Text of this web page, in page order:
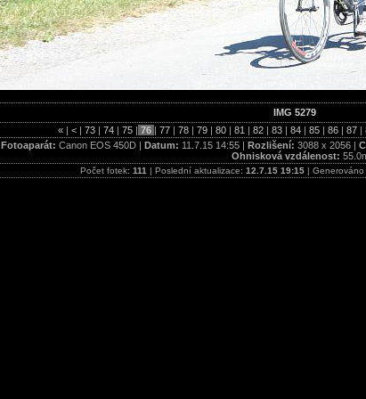
IMG 5279
« | < | 73 | 74 | 75 | 76 | 77 | 78 | 79 | 80 | 81 | 82 | 83 | 84 | 85 | 86 | 87 |
Fotoaparát: Canon EOS 450D | Datum: 11.7.15 14:55 | Rozlišení: 3088 x 2056 |
Ohnisková vzdálenost:
Počet fotek: 111 | Poslední aktualizace: 12.7.15 19:15| Generováno